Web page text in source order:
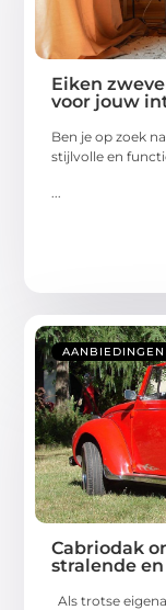
Eiken
voor jouw
Ben je op zoek
stijlvolle en
AANBIEDINGEN
Cabriodak
stralende
Als trotse